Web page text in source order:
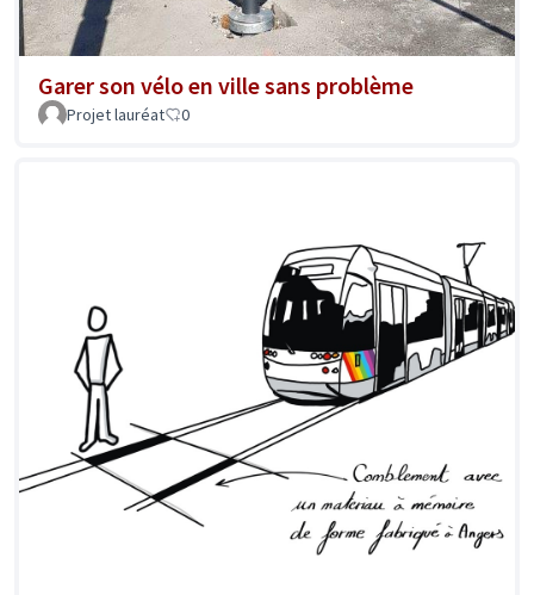
Garer son vélo en ville sans problème
Projet lauréat 0